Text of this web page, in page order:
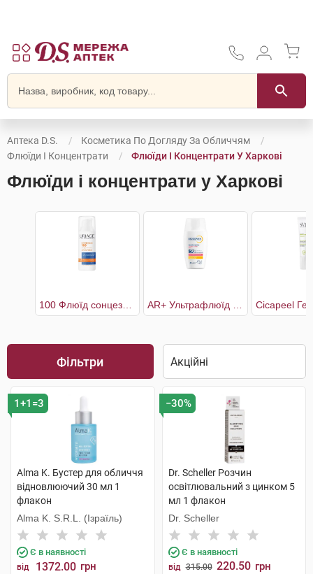
Аптека D.S.
Косметика По Догляду За Обличчям
Флюїди І Концентрати
Флюїди І Концентрати У Харкові
Флюїди і концентрати у Харкові
Фільтри
1+1=3
Alma K. Бустер для обличчя
відновлюючий 30 мл 1
флакон
Alma K. S.R.L. (Ізраїль)
Є в наявності
від 1372.00 грн
−30%
Dr. Scheller Розчин
освітлювальний з цинком 5
мл 1 флакон
Dr. Scheller
Є в наявності
від 315.00 220.50 грн